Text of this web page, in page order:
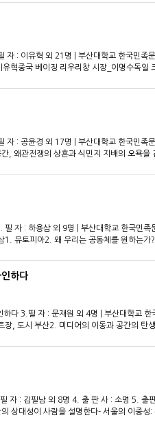
간과 삶의 장소들_곽동준글상자/공윤경
자 : 이유혁 외 21명 | 부산대학교 한국민
혁중국 베이징 리우리창 시장_이명수독일
장은 예술이자 문화다불가리아 소피아 이
또바웅 시장_김영철프랑스 파리 생투앵 벼
케리아 시장_장세룡호주 캔버라 올드버스
자 : 공윤경 외 17명 | 부산대학교 한국민
, 왜관전쟁의 상흔과 식민지 지배의 오욕을
을 둘러싼 기억 투쟁의 근원 부마항쟁'식민
의 장소, 자갈치사람 사는 풍경, 오시게장
허하라, 사상인디스테이션신나는 놀이'섬
터로북항, 변모하는 부산항의 얼굴20세기
교고리원전과 부산 그리고 우리의 안전과
자 : 하용삼 외 9명 | 부산대학교 한국민
유토피아2. 왜 우리는 공동체를 원하는
이란 무엇인가2. 지역의 현실3. 바람직한
2. 아파트의 등장과 변화3. 아파트의 의미
와 지역 이미지3. 일상이란 무엇인가?4.
놀이하는 인간2. 놀이의 문법3. 놀이? 즐
'경제의 지역화'3. 사회적 경제의 대두와 그
도시3. 도시재생과 새태적 공생4. 생태학적
하다
다 3.필 자 : 문재원 외 4명 | 부산대학교
, 도시 부산2. 미디어의 이동과 공간의 탄
문화, 나가사키를 진혼의 원폭도시로 만
진혼의 로컬리티5. 위령의 좌초와 가능성
낙원, 보라카이3. 적나라하거나 혹은 진
이어진다.
자 : 김필남 외 8명 4. 출 판 사 : 소명 5. 출
상대성이 사람을 설명한다- 서울의 이중